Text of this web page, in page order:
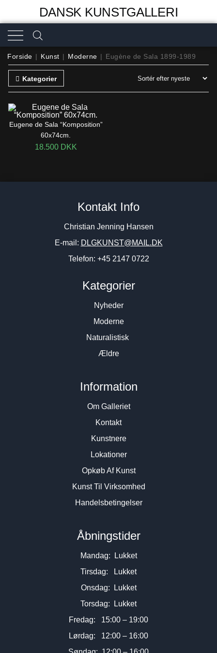
DANSK KUNSTGALLERI
Forside | Kunst | Moderne | Eugène de Sala 1899-1989
Kategorier
Eugene de Sala “Komposition”
60x74cm.
18.500 DKK
Kontakt Info
Christian Jenning Hansen
E-mail: DLGKUNST@MAIL.DK
Telefon: +45 2147 0722
Kategorier
Nyheder
Moderne
Naturalistisk
Ældre
Information
Om Galleriet
Kontakt
Kunstnere
Lokationer
Opkøb Af Kunst
Kunst Til Virksomhed
Handelsbetingelser
Åbningstider
Mandag: Lukket
Tirsdag: Lukket
Onsdag: Lukket
Torsdag: Lukket
Fredag: 15:00 – 19:00
Lørdag: 12:00 – 16:00